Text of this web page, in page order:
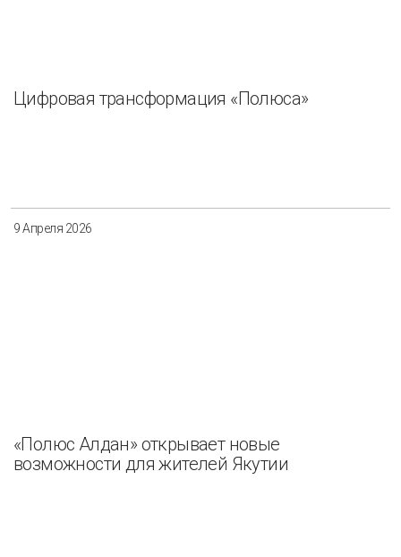
Цифровая трансформация «Полюса»
9 Апреля 2026
«Полюс Алдан» открывает новые
возможности для жителей Якутии